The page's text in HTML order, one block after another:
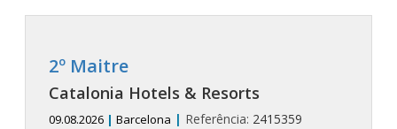
2º Maitre
Catalonia Hotels & Resorts
09.08.2026 | Barcelona | Referência: 2415359